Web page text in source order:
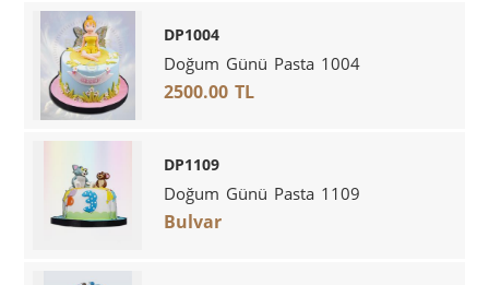
DP1004
Doğum Günü Pasta 1004
2500.00 TL
DP1109
Doğum Günü Pasta 1109
Bulvar